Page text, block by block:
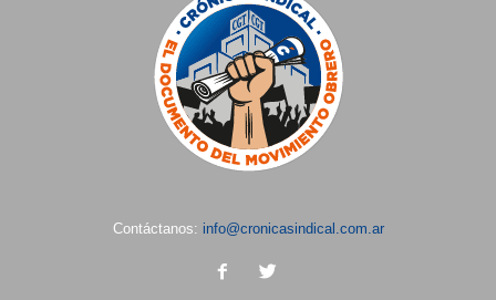
Contáctanos: info@cronicasindical.com.ar